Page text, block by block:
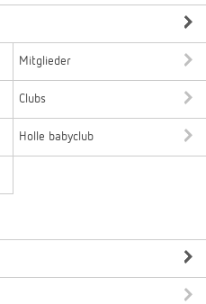
Mitglieder
Clubs
Holle babyclub